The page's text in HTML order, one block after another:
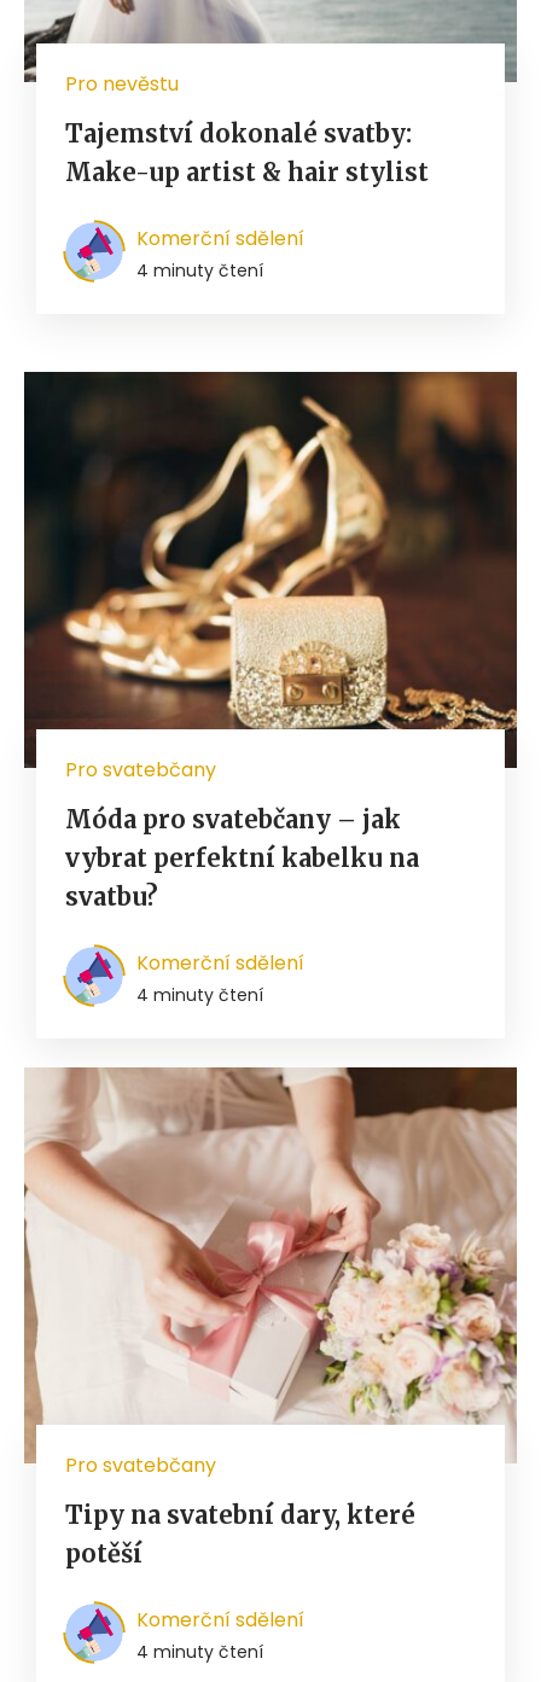
Pro nevěstu
Tajemství dokonalé svatby:
Make-up artist & hair stylist
Komerční sdělení
4 minuty čtení
Pro svatebčany
Móda pro svatebčany – jak
vybrat perfektní kabelku na
svatbu?
Komerční sdělení
4 minuty čtení
Pro svatebčany
Tipy na svatební dary, které
potěší
Komerční sdělení
4 minuty čtení